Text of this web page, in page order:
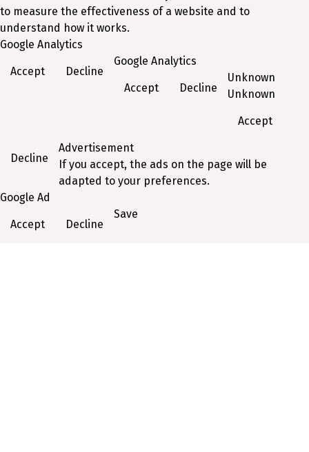
to measure the effectiveness of a website and to
understand how it works.
Google Analytics
Accept Decline
Google Analytics
Accept Decline
Unknown
Unknown
Accept
Decline
Advertisement
If you accept, the ads on the page will be
adapted to your preferences.
Google Ad
Accept Decline
Save